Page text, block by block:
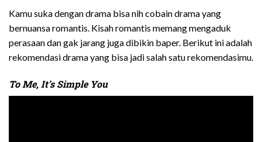
Kamu suka dengan drama bisa nih cobain drama yang
bernuansa romantis. Kisah romantis memang mengaduk
perasaan dan gak jarang juga dibikin baper. Berikut ini adalah
rekomendasi drama yang bisa jadi salah satu rekomendasimu.
To Me, It’s Simple You